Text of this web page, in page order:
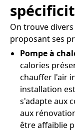
On trouve
proposant ses
Pompe à
calories
chauffer l'air
installation
s'adapte aux
aux
être affaiblie